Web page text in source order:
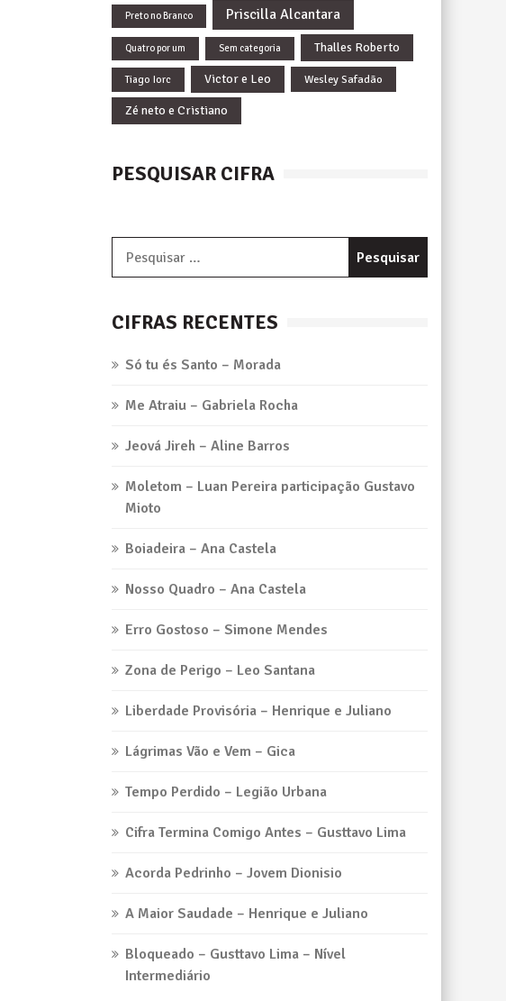
Preto no Branco Priscilla Alcantara
Quatro por um Sem categoria Thalles Roberto
Tiago Iorc Victor e Leo Wesley Safadão
Zé neto e Cristiano
PESQUISAR CIFRA
CIFRAS RECENTES
Só tu és Santo – Morada
Me Atraiu – Gabriela Rocha
Jeová Jireh – Aline Barros
Moletom – Luan Pereira participação Gustavo
Mioto
Boiadeira – Ana Castela
Nosso Quadro – Ana Castela
Erro Gostoso – Simone Mendes
Zona de Perigo – Leo Santana
Liberdade Provisória – Henrique e Juliano
Lágrimas Vão e Vem – Gica
Tempo Perdido – Legião Urbana
Cifra Termina Comigo Antes – Gusttavo Lima
Acorda Pedrinho – Jovem Dionisio
A Maior Saudade – Henrique e Juliano
Bloqueado – Gusttavo Lima – Nível
Intermediário